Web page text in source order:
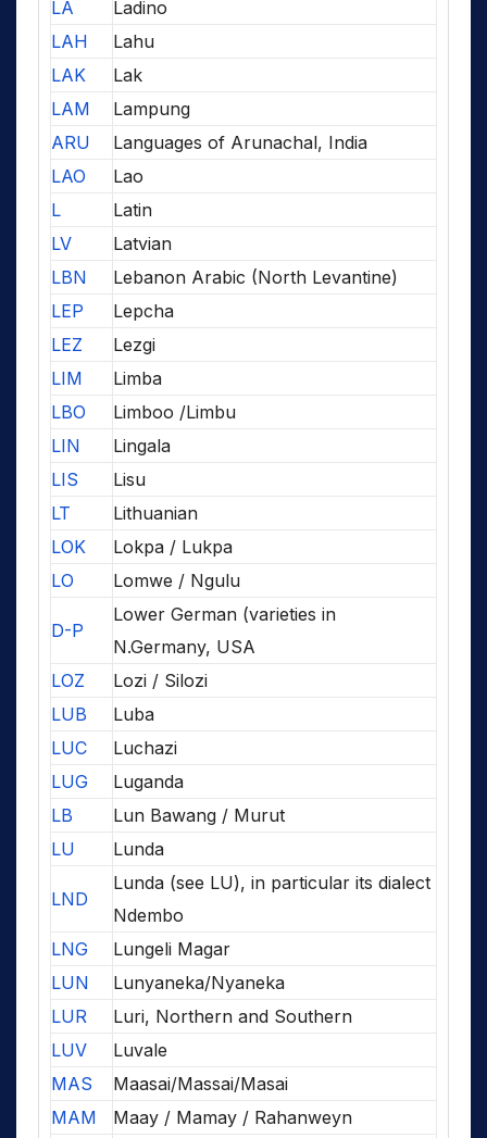
LA
Ladino
LAH
Lahu
LAK
Lak
LAM
Lampung
ARU
Languages of Arunachal, India
LAO
Lao
L
Latin
LV
Latvian
LBN
Lebanon Arabic (North Levantine)
LEP
Lepcha
LEZ
Lezgi
LIM
Limba
LBO
Limboo /Limbu
LIN
Lingala
LIS
Lisu
LT
Lithuanian
LOK
Lokpa / Lukpa
LO
Lomwe / Ngulu
D-P
Lower German (varieties in
N.Germany, USA
LOZ
Lozi / Silozi
LUB
Luba
LUC
Luchazi
LUG
Luganda
LB
Lun Bawang / Murut
LU
Lunda
LND
Lunda (see LU), in particular its dialect
Ndembo
LNG
Lungeli Magar
LUN
Lunyaneka/Nyaneka
LUR
Luri, Northern and Southern
LUV
Luvale
MAS
Maasai/Massai/Masai
MAM
Maay / Mamay / Rahanweyn